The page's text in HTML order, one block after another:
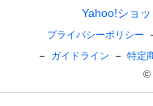
Yahoo!ショ
プライバシーポリシー
ガイドライン
特定
©